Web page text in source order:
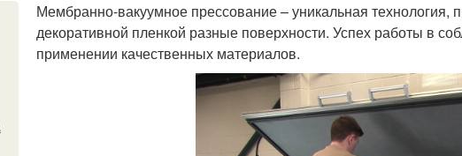
Мембранно-вакуумное прессование – уникальная
декоративной пленкой разные поверхности. Успех работы в
применении качественных материалов.